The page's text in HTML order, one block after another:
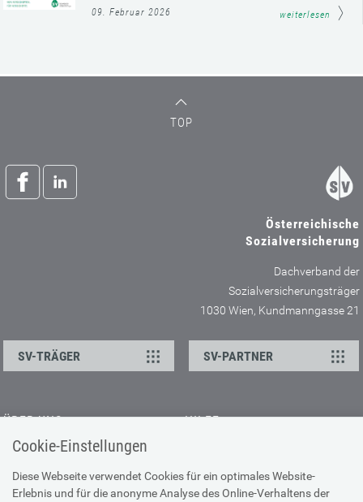
Cookie-Einstellungen
Diese Webseite verwendet Cookies für ein optimales Website-
Erlebnis und für die anonyme Analyse des Online-Verhaltens der
09. Februar 2026 weiterlesen
TOP
Österreichische
Sozialversicherung
Dachverband der
Sozialversicherungsträger
1030 Wien, Kundmanngasse 21
SV-TRÄGER SV-PARTNER
ÜBER UNS
Kontakt
Offene Stellen
Presse
HILFE
Browser-Info & Sicherheit
Hilfe zur Suche